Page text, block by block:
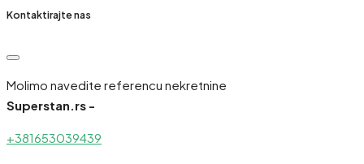
Kontaktirajte nas
Molimo navedite referencu nekretnine
Superstan.rs -
+381653039439